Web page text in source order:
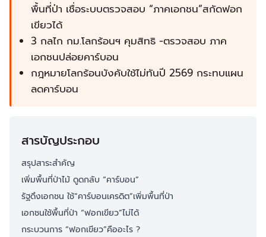
พื้นที่ป่า เชื่อระบบตรวจสอบ “ภาคเอกชน”สกัดฟอก
เขียวได้
3 กลไก กม.โลกร้อนฯ คุมสิทธิ -ตรวจสอบ ภาค
เอกชนปล่อยคาร์บอน
กฎหมายโลกร้อนบังคับใช้ไม่ทันปี 2569 กระทบแผน
ลดคาร์บอน
สารบัญประกอบ
สรุปสาระสำคัญ
เพิ่มพื้นที่ป่าไม้ ดูดกลับ “คาร์บอน”
รัฐดึงเอกชน ใช้“คาร์บอนเครดิต”เพิ่มพื้นที่ป่า
เอกชนใช้พื้นที่ป่า “ฟอกเขียว”ไม่ได้
กระบวนการ “ฟอกเขียว”คืออะไร ?